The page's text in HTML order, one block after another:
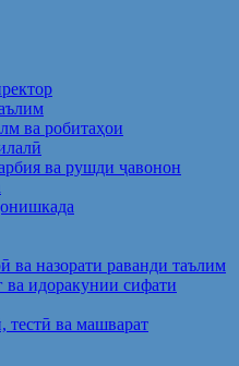
ва робитаҳои
ва рушди ҷавонон
ва назорати раванди таълим
идоракунии сифати
тестӣ ва машварат